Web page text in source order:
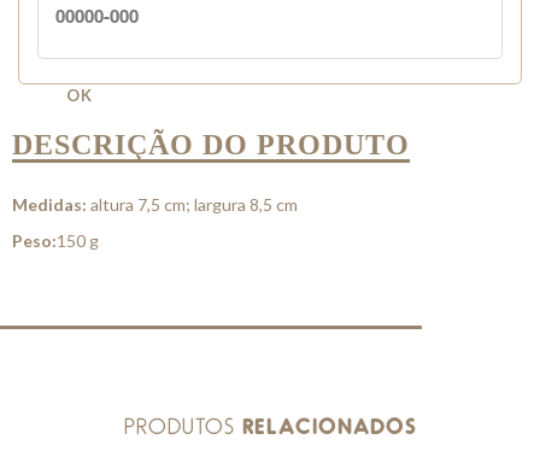
OK
DESCRIÇÃO DO PRODUTO
Medidas: altura 7,5 cm; largura 8,5 cm
Peso:150 g
PRODUTOS RELACIONADOS